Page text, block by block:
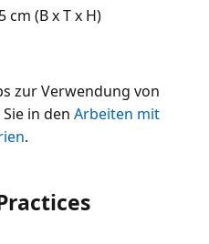
cm (B x T x H)
zur Verwendung von
in den Arbeiten mit
.